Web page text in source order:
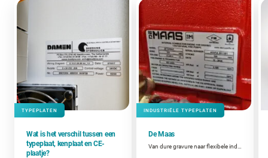
TYPEPLATEN
Wat is het verschil tussen een
typeplaat, kenplaat en CE-
plaatje?
INDUSTRIËLE TYPEPLATEN
De Maas